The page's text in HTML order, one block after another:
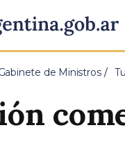
de Ministros